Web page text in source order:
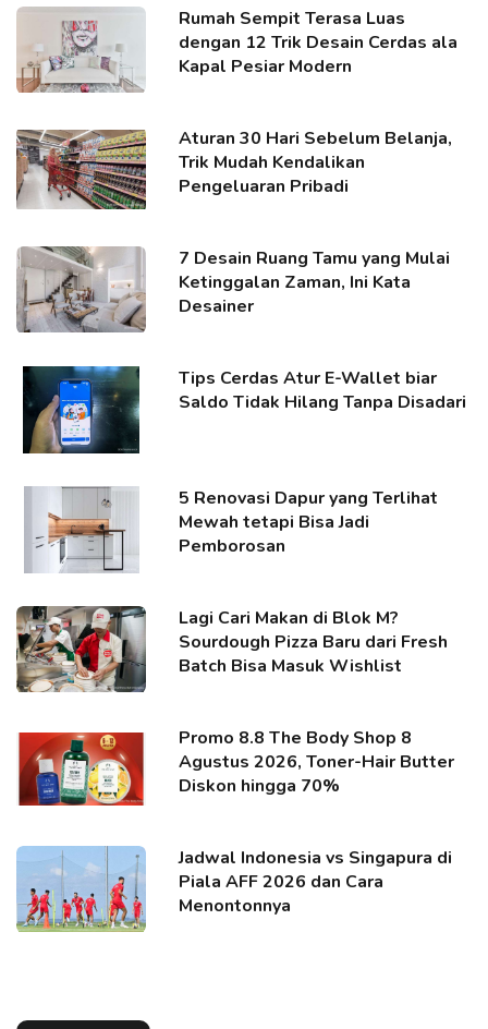
Rumah Sempit Terasa Luas
dengan 12 Trik Desain Cerdas ala
Kapal Pesiar Modern
Aturan 30 Hari Sebelum Belanja,
Trik Mudah Kendalikan
Pengeluaran Pribadi
7 Desain Ruang Tamu yang Mulai
Ketinggalan Zaman, Ini Kata
Desainer
Tips Cerdas Atur E-Wallet biar
Saldo Tidak Hilang Tanpa Disadari
5 Renovasi Dapur yang Terlihat
Mewah tetapi Bisa Jadi
Pemborosan
Lagi Cari Makan di Blok M?
Sourdough Pizza Baru dari Fresh
Batch Bisa Masuk Wishlist
Promo 8.8 The Body Shop 8
Agustus 2026, Toner-Hair Butter
Diskon hingga 70%
Jadwal Indonesia vs Singapura di
Piala AFF 2026 dan Cara
Menontonnya